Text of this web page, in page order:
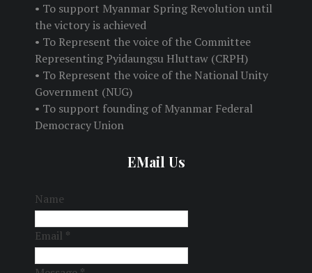
• To support Myanmar Spring Revolution until
the victory is achieved
• To Represent the voice of the Committee
Representing Pyidaungsu Hluttaw (CRPH)
• To Represent the voice of the National Unity
Government (NUG)
• To support founding of Myanmar Federal
Democracy Union
EMail Us
Name
Email *